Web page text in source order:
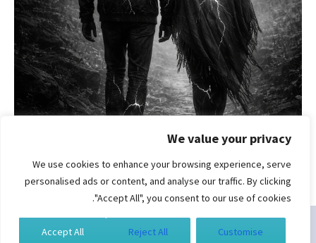
We value your privacy
We use cookies to enhance your browsing experience, serve
personalised ads or content, and analyse our traffic. By clicking
"Accept All", you consent to our use of cookies.
Customise
Reject All
Accept Allכל הזכויות שמורות לסמדר ברגמן | בניית אתריםתגית דאנס